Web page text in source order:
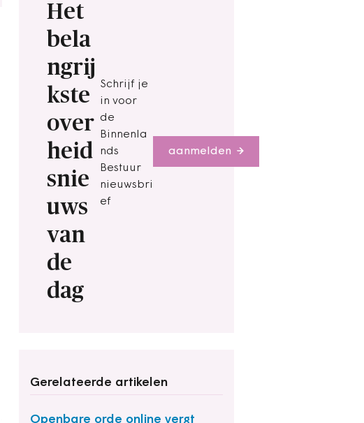
Het
bela
ngrij
kste
over
heid
snie
uws
van
de
dag
Schrijf je
in voor
de
Binnenla
nds
Bestuur
nieuwsbri
ef
aanmelden
Gerelateerde artikelen
Openbare orde online vergt